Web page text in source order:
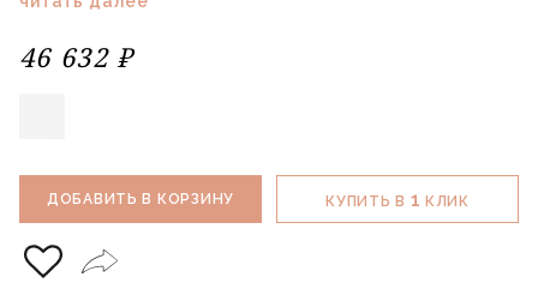
46 632 ₽
ДОБАВИТЬ В КОРЗИНУ КУПИТЬ В 1 КЛИК